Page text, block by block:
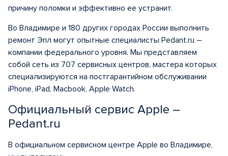
причину поломки и эффективно ее устранит.
Во Владимире и 180 других городах России выполнить
ремонт Эпл могут опытные специалисты Pedant.ru –
компании федерального уровня. Мы представляем
собой сеть из 707 сервисных центров, мастера которых
специализируются на постгарантийном обслуживании
iPhone, iPad, Macbook, Apple Watch.
Официальный сервис Apple –
Pedant.ru
В официальном сервисном центре Apple во Владимире,